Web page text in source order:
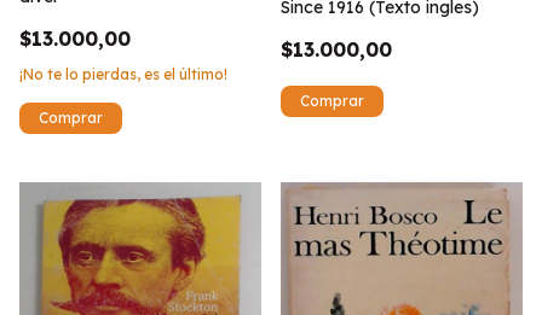
$13.000,00
¡No te lo pierdas, es el último!
Since 1916 (Texto ingles)
$13.000,00